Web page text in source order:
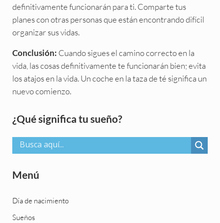
definitivamente funcionarán para ti. Comparte tus
planes con otras personas que están encontrando difícil
organizar sus vidas.
Conclusión: Cuando sigues el camino correcto en la
vida, las cosas definitivamente te funcionarán bien; evita
los atajos en la vida. Un coche en la taza de té significa un
nuevo comienzo.
Sidebar
¿Qué significa tu sueño?
Menú
Día de nacimiento
Sueños